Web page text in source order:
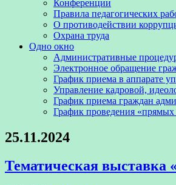
Конференции
Правила педагогических
О противодействии
Охрана труда
Одно окно
Административные
Электронное обращение
График приема в аппарате
Управление кадровой,
График приема граждан
График проведения
25.11.2024
Тематическая выставка